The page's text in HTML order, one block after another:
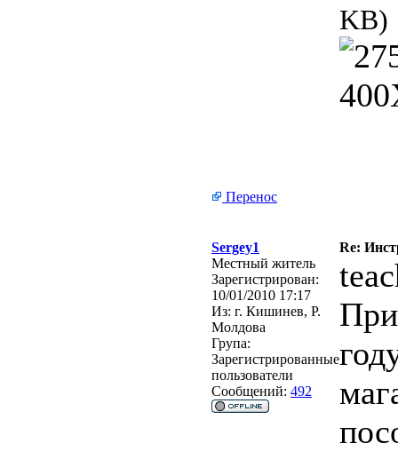
KB)
Перенос
Sergey1
Re:
Местный житель
Зарегистрирован:
10/01/2010 17:17
Из: г. Кишинев, Р.
Молдова
Група:
Зарегистрированные
пользователи
Сообщений: 492